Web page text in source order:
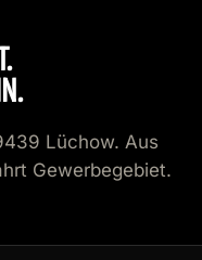
Lüchow. Aus
Gewerbegebiet.